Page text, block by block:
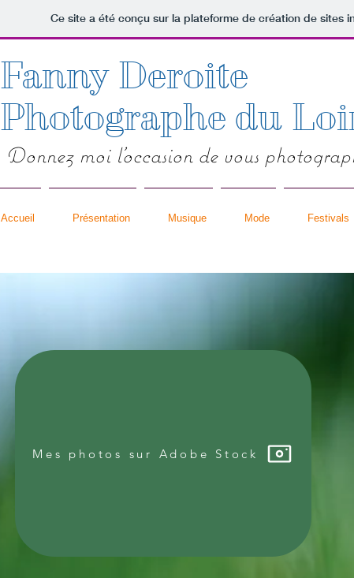
Ce site a été conçu sur la plateforme de création de sites
Mes photos sur Adobe Stock
Fanny Deroite
Photographe du
Donnez moi l'occasion de vous
Accueil Présentation Musique Mode Festivals